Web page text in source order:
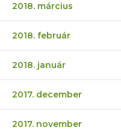
2018. március
2018. február
2018. január
2017. december
2017. november